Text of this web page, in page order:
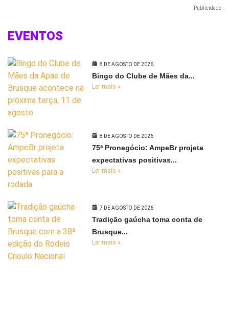
Publicidade
EVENTOS
8 DE AGOSTO DE 2026
Bingo do Clube de Mães da...
Ler mais »
8 DE AGOSTO DE 2026
75ª Pronegócio: AmpeBr projeta
expectativas positivas...
Ler mais »
7 DE AGOSTO DE 2026
Tradição gaúcha toma conta de
Brusque...
Ler mais »